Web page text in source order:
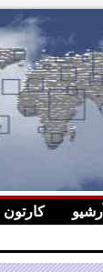
آرشیو کارتون